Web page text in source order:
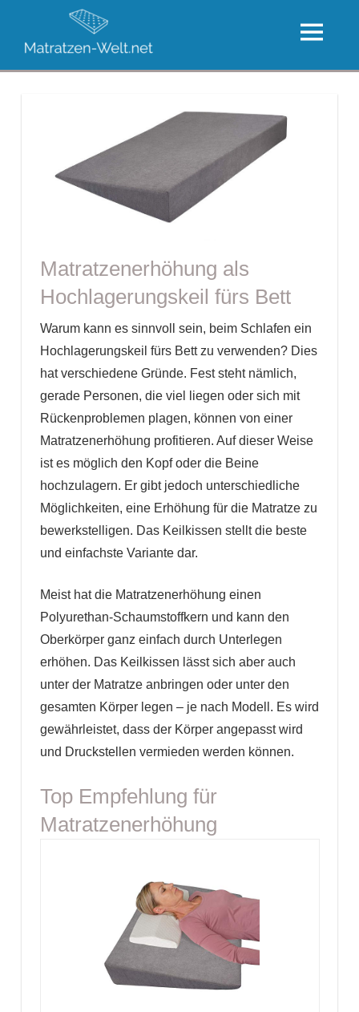
Welt
Die
MENU
Matratzenerhöhung als
Hochlagerungskeil fürs Bett
Warum kann es sinnvoll sein, beim Schlafen ein
Hochlagerungskeil fürs Bett zu verwenden? Dies
hat verschiedene Gründe. Fest steht nämlich,
gerade Personen, die viel liegen oder sich mit
Rückenproblemen plagen, können von einer
Matratzenerhöhung profitieren. Auf dieser Weise
ist es möglich den Kopf oder die Beine
hochzulagern. Er gibt jedoch unterschiedliche
Möglichkeiten, eine Erhöhung für die Matratze zu
bewerkstelligen. Das Keilkissen stellt die beste
und einfachste Variante dar.
Meist hat die Matratzenerhöhung einen
Polyurethan-Schaumstoffkern und kann den
Oberkörper ganz einfach durch Unterlegen
erhöhen. Das Keilkissen lässt sich aber auch
unter der Matratze anbringen oder unter den
gesamten Körper legen – je nach Modell. Es wird
gewährleistet, dass der Körper angepasst wird
und Druckstellen vermieden werden können.
Top Empfehlung für
Matratzenerhöhung